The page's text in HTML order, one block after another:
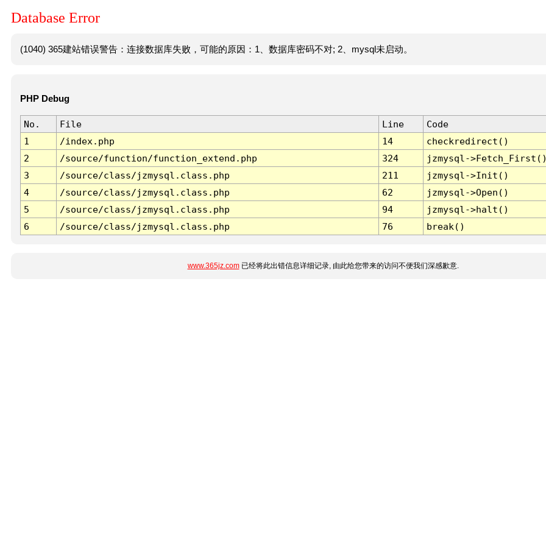
Database Error
(1040) 365建站错误警告：连接数据库失败，可能的原因：1、数据库密码不对; 2、mysql未启动。
PHP Debug
No. File Line
Code
1
/index.php 14
checkredirect()
2
/source/function/function_extend.php 324
jzmysql-
3
/source/class/jzmysql.class.php 211
jzmysql->Init()
4
/source/class/jzmysql.class.php 62
jzmysql->Open()
5
/source/class/jzmysql.class.php 94
jzmysql->halt()
6
/source/class/jzmysql.class.php 76 break()
www.365jz.com已经将此出错信息详细记录, 由此给您带来的访问不便我们深感歉意.